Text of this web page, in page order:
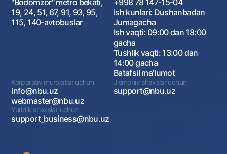
19, 24, 51, 67, 91, 93, 95,
115, 140-avtobuslar
Ish kunlari: Dushanbadan
Jumagacha
Ish vaqti: 09:00 dan 18:00
gacha
Tushlik vaqti: 13:00 dan
14:00 gacha
Batafsil maʼlumot
Korporativ murojatlar uchun
info@nbu.uz
webmaster@nbu.uz
Jismoniy shaxslar uchun
support@nbu.uz
Yuridik shaxslar uchun
support_business@nbu.uz